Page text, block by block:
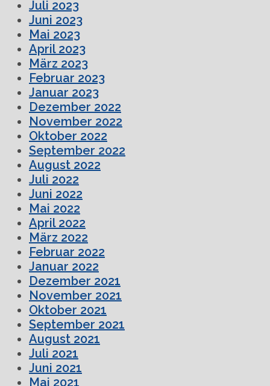
Juli 2023
Juni 2023
Mai 2023
April 2023
März 2023
Februar 2023
Januar 2023
Dezember 2022
November 2022
Oktober 2022
September 2022
August 2022
Juli 2022
Juni 2022
Mai 2022
April 2022
März 2022
Februar 2022
Januar 2022
Dezember 2021
November 2021
Oktober 2021
September 2021
August 2021
Juli 2021
Juni 2021
Mai 2021